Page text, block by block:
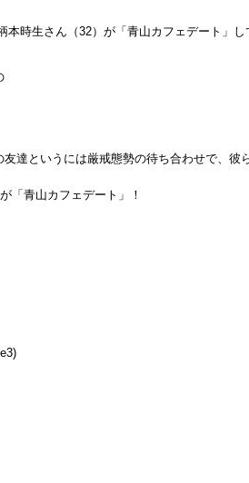
本時生さん（32）が「青山カフェデート」
達というには厳戒態勢の待ち合わせで、彼
「青山カフェデート」！